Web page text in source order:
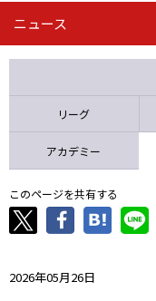
第16節 09/05 (土) 15:00
ニッパツ
ニュース
リーグ
アカデミー
このページを共有する
2026年05月26日